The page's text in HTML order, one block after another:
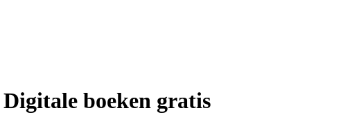
boeken gratis